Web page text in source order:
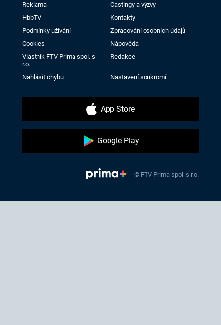
Reklama
Castingy a výzvy
HbbTV
Kontakty
Podmínky užívání
Zpracování osobních údajů
Cookies
Nápověda
Vlastník FTV Prima spol. s
r.o.
Redakce
Nahlásit chybu Nastavení soukromí
App Store
Google Play
© FTV Prima spol. s r.o.